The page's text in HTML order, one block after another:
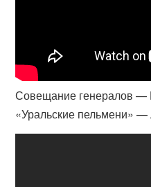
Совещание генералов —
«Уральские пельмени»